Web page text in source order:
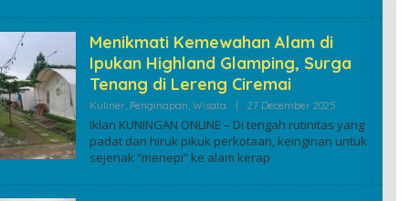
Menikmati Kemewahan Alam di
Ipukan Highland Glamping, Surga
Tenang di Lereng Ciremai
Kuliner, Penginapan Wisata | 27 December 2025By
Iklan KUNINGAN ONLINE – Di tengah rutinitas yang
padat dan hiruk pikuk perkotaan, keinginan untuk
sejenak “menepi” ke alam kerap